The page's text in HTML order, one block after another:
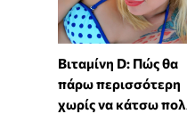
Βιταμίνη D: Πώς θα
πάρω περισσότερη
χωρίς να κάτσω